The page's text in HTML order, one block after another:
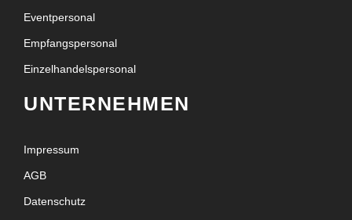
Eventpersonal
Empfangspersonal
Einzelhandelspersonal
UNTERNEHMEN
Impressum
AGB
Datenschutz